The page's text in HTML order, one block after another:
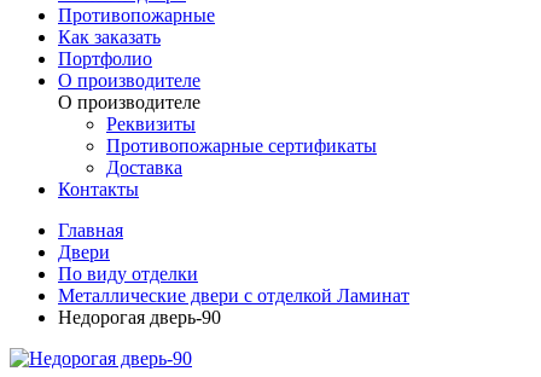
Противопожарные
Как заказать
Портфолио
О производителе
О производителе
Реквизиты
Противопожарные сертификаты
Доставка
Контакты
Главная
Двери
По виду отделки
Металлические двери с отделкой Ламинат
Недорогая дверь-90